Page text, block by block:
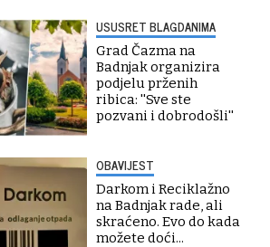
USUSRET BLAGDANIMA
Grad Čazma na
Badnjak organizira
podjelu prženih
ribica: ''Sve ste
pozvani i dobrodošli''
OBAVIJEST
Darkom i Reciklažno
na Badnjak rade, ali
skraćeno. Evo do kada
možete doći...